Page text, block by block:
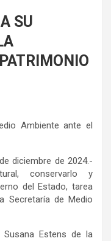
SU
Ambiente ante el
diciembre de 2024.-
conservarlo y
del Estado, tarea
Secretaría de Medio
Susana Estens de la